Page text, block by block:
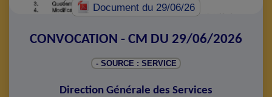
Documentdu 29/06/26
CONVOCATION - CM DU 29/06/2026
- SOURCE : SERVICE
Direction Générale des Services